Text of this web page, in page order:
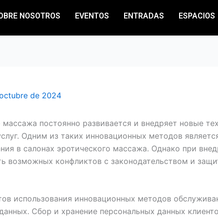
NOSOTROS EVENTOS ENTRADAS ESPACIOS
de 2024
постоянно развивается и внедряет новые
Одним из таких инновационных методов
в салонах эротического массажа. Однако при
возможных конфликтов с законодательством и
использования инновационных методов
Сбор и хранение персональных данных